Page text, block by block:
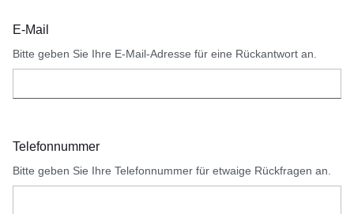
E-Mail
Bitte geben Sie Ihre E-Mail-Adresse für eine Rückantwort an.
Telefonnummer
Bitte geben Sie Ihre Telefonnummer für etwaige Rückfragen an.